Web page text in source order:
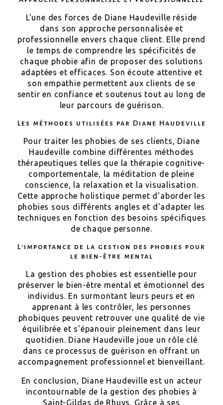
L'une des forces de Diane Haudeville réside
dans son approche personnalisée et
professionnelle envers chaque client. Elle prend
le temps de comprendre les spécificités de
chaque phobie afin de proposer des solutions
adaptées et efficaces. Son écoute attentive et
son empathie permettent aux clients de se
sentir en confiance et soutenus tout au long de
leur parcours de guérison.
Les méthodes utilisées par Diane Haudeville
Pour traiter les phobies de ses clients, Diane
Haudeville combine différentes méthodes
thérapeutiques telles que la thérapie cognitive-
comportementale, la méditation de pleine
conscience, la relaxation et la visualisation.
Cette approche holistique permet d'aborder les
phobies sous différents angles et d'adapter les
techniques en fonction des besoins spécifiques
de chaque personne.
L'importance de la gestion des phobies pour
le bien-être mental
La gestion des phobies est essentielle pour
préserver le bien-être mental et émotionnel des
individus. En surmontant leurs peurs et en
apprenant à les contrôler, les personnes
phobiques peuvent retrouver une qualité de vie
équilibrée et s'épanouir pleinement dans leur
quotidien. Diane Haudeville joue un rôle clé
dans ce processus de guérison en offrant un
accompagnement professionnel et bienveillant.
En conclusion, Diane Haudeville est un acteur
incontournable de la gestion des phobies à
Saint-Gildas de Rhuys. Grâce à ses